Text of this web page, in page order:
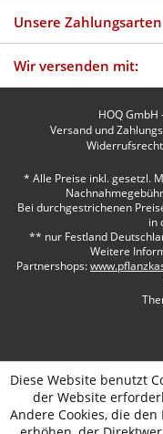
Unsere Zahlungsarten
Wir versenden mit:
HOQ GmbH
Versand und
Widerrufsrecht
* Alle Preise inkl. gesetzl.
Bei durchgestrichenen
in
** nur Festland
Weitere
Partnershops:
Diese Website benutzt
der Website
Andere Cookies, die